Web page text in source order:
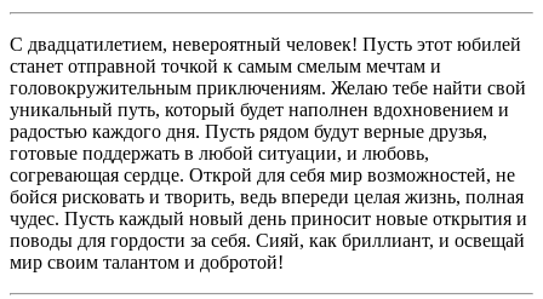
С двадцатилетием, невероятный человек! Пусть этот юбилей
станет отправной точкой к самым смелым мечтам и
головокружительным приключениям. Желаю тебе найти свой
уникальный путь, который будет наполнен вдохновением и
радостью каждого дня. Пусть рядом будут верные друзья,
готовые поддержать в любой ситуации, и любовь,
согревающая сердце. Открой для себя мир возможностей, не
бойся рисковать и творить, ведь впереди целая жизнь, полная
чудес. Пусть каждый новый день приносит новые открытия и
поводы для гордости за себя. Сияй, как бриллиант, и освещай
мир своим талантом и добротой!